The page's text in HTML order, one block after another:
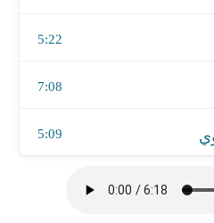
5:22
7:08
5:09